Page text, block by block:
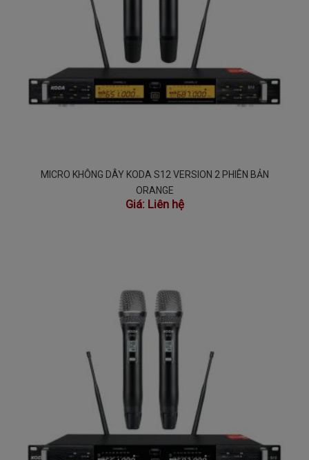
MICRO KHÔNG DÂY KODA S12 VERSION 2 PHIÊN BẢN
ORANGE
Giá: Liên hệ